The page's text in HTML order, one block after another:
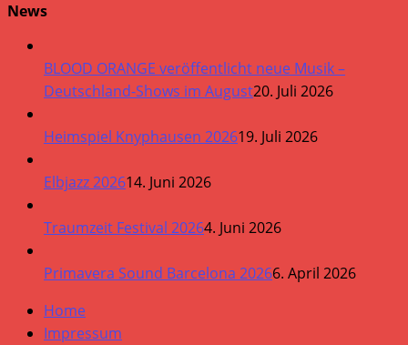
News
BLOOD ORANGE veröffentlicht neue Musik –
Deutschland-Shows im August20. Juli 2026
Heimspiel Knyphausen 202619. Juli 2026
Elbjazz 202614. Juni 2026
Traumzeit Festival 20264. Juni 2026
Primavera Sound Barcelona 20266. April 2026
Home
Impressum